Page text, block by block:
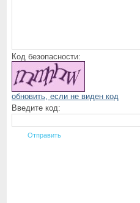
Код безопасности:
обновить, если не виден код
Введите код: